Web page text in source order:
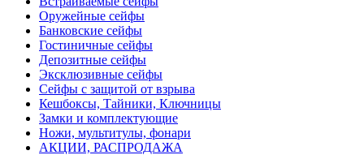
Оружейные сейфы
Банковские сейфы
Гостиничные сейфы
Депозитные сейфы
Эксклюзивные сейфы
Сейфы с защитой от взрыва
Кешбоксы, Тайники, Ключницы
Замки и комплектующие
Ножи, мультитулы, фонари
АКЦИИ, РАСПРОДАЖА